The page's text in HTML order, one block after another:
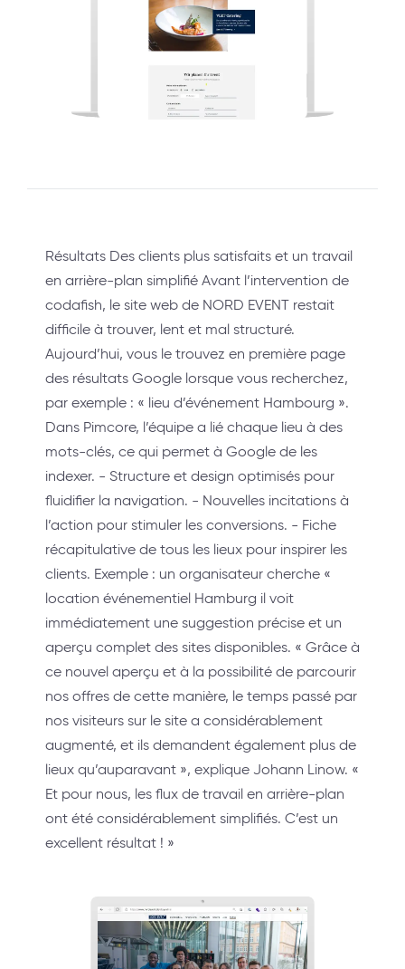
Résultats Des clients plus satisfaits et un travail
en arrière-plan simplifié Avant l’intervention de
codafish, le site web de NORD EVENT restait
difficile à trouver, lent et mal structuré.
Aujourd’hui, vous le trouvez en première page
des résultats Google lorsque vous recherchez,
par exemple : « lieu d’événement Hambourg ».
Dans Pimcore, l’équipe a lié chaque lieu à des
mots-clés, ce qui permet à Google de les
indexer. - Structure et design optimisés pour
fluidifier la navigation. - Nouvelles incitations à
l’action pour stimuler les conversions. - Fiche
récapitulative de tous les lieux pour inspirer les
clients. Exemple : un organisateur cherche «
location événementiel Hamburg il voit
immédiatement une suggestion précise et un
aperçu complet des sites disponibles. « Grâce à
ce nouvel aperçu et à la possibilité de parcourir
nos offres de cette manière, le temps passé par
nos visiteurs sur le site a considérablement
augmenté, et ils demandent également plus de
lieux qu’auparavant », explique Johann Linow. «
Et pour nous, les flux de travail en arrière-plan
ont été considérablement simplifiés. C’est un
excellent résultat ! »